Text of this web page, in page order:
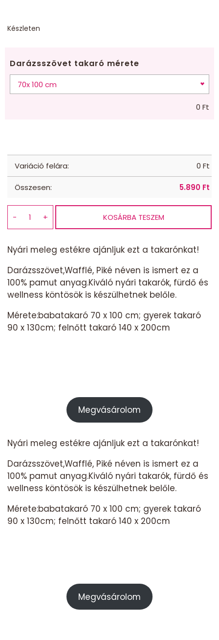
Készleten
Darázsszövet takaró mérete
0 Ft
Variáció felára: 0 Ft
Összesen: 5.890 Ft
Darázsszövet
fehér
mennyiség
− + KOSÁRBA TESZEM
Nyári meleg estékre ajánljuk ezt a takarónkat!
Darázsszövet,Wafflé, Piké néven is ismert ez a
100% pamut anyag.Kiváló nyári takarók, fürdő és
wellness köntösök is készülhetnek belőle.
Mérete:babatakaró 70 x 100 cm; gyerek takaró
90 x 130cm; felnőtt takaró 140 x 200cm
Megvásárolom
Nyári meleg estékre ajánljuk ezt a takarónkat!
Darázsszövet,Wafflé, Piké néven is ismert ez a
100% pamut anyag.Kiváló nyári takarók, fürdő és
wellness köntösök is készülhetnek belőle.
Mérete:babatakaró 70 x 100 cm; gyerek takaró
90 x 130cm; felnőtt takaró 140 x 200cm
Megvásárolom